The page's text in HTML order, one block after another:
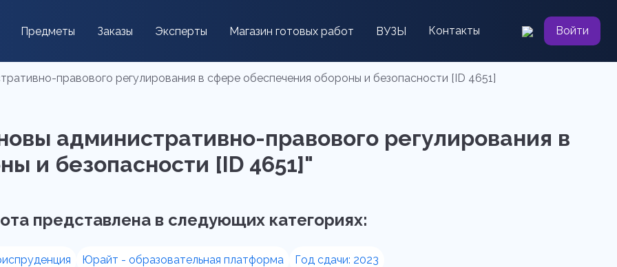
Предметы Заказы Эксперты Магазин готовых работ ВУЗЫ Контакты Войти
правового регулирования в сфере обеспечения обороны и безопасности [ID 4651]
административно-правового регулирования в
и безопасности [ID 4651]"
представлена в следующих категориях:
Юрайт - образовательная платформа Год сдачи: 2023